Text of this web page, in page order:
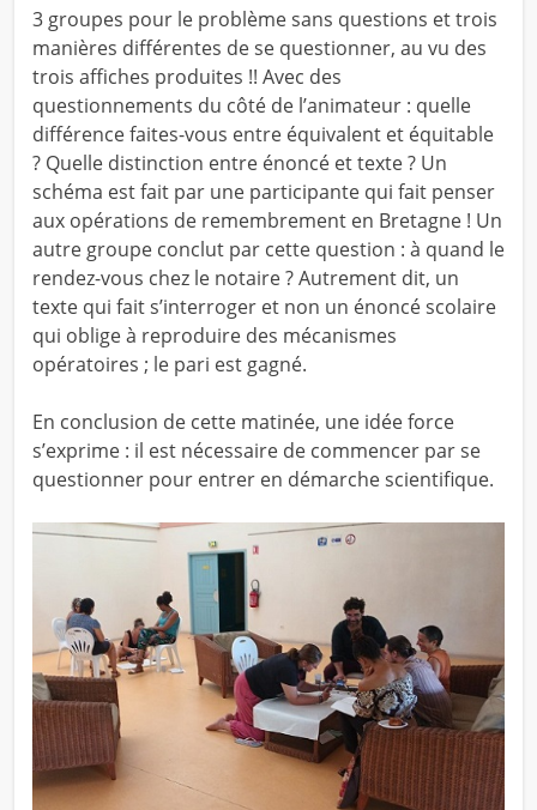
3 groupes pour le problème sans questions et trois
manières différentes de se questionner, au vu des
trois affiches produites !! Avec des
questionnements du côté de l’animateur : quelle
différence faites-vous entre équivalent et équitable
? Quelle distinction entre énoncé et texte ? Un
schéma est fait par une participante qui fait penser
aux opérations de remembrement en Bretagne ! Un
autre groupe conclut par cette question : à quand le
rendez-vous chez le notaire ? Autrement dit, un
texte qui fait s’interroger et non un énoncé scolaire
qui oblige à reproduire des mécanismes
opératoires ; le pari est gagné.
En conclusion de cette matinée, une idée force
s’exprime : il est nécessaire de commencer par se
questionner pour entrer en démarche scientifique.